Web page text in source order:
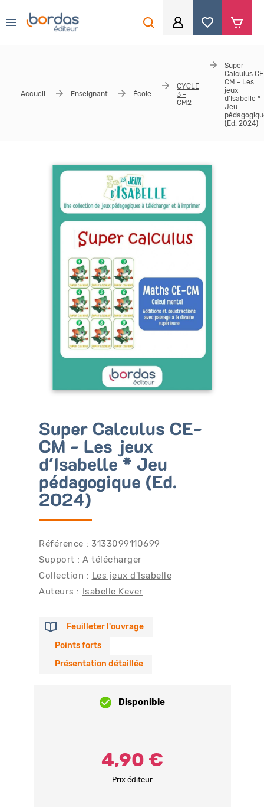
Mot de passe ou identifiant oublié
Bénéficiez de tarifs préférentiels
Téléchargez des ressources gratuites
Recevez des informations sur nos nouveautés
Accueil Enseignant École
CYCLE
3 -
CM2
Super
Calculus
CM - Les
jeux
d'Isabelle *
Jeu
(Ed. 2024)
Super Calculus CE-
CM - Les jeux
d'Isabelle * Jeu
pédagogique (Ed.
2024)
Référence : 3133099110699
Support : A télécharger
Collection : Les jeux d'Isabelle
Auteurs :
Isabelle Kever
Feuilleter l'ouvrage
Points forts
Présentation détaillée
Disponible
Prix éditeur
4,90 €